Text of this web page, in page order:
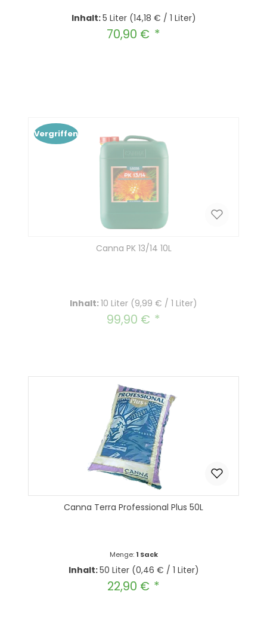
Inhalt:5 Liter (14,18 € / 1 Liter)
Regulärer Preis:
70,90 €
Vergriffen
Canna PK 13/14 10L
Inhalt:10 Liter (9,99 € / 1 Liter)
Regulärer Preis:
99,90 €
Canna Terra Professional Plus 50L
Menge: 1 Sack
Inhalt:50 Liter (0,46 € / 1 Liter)
Regulärer Preis:
22,90 €